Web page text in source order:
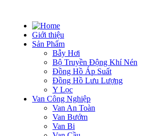
Giới thiệu
Sản Phẩm
Bẫy Hơi
Bộ Truyền Động Khí Nén
Đồng Hồ Áp Suất
Đồng Hồ Lưu Lượng
Y Lọc
Van Công Nghiệp
Van An Toàn
Van Bướm
Van Bi